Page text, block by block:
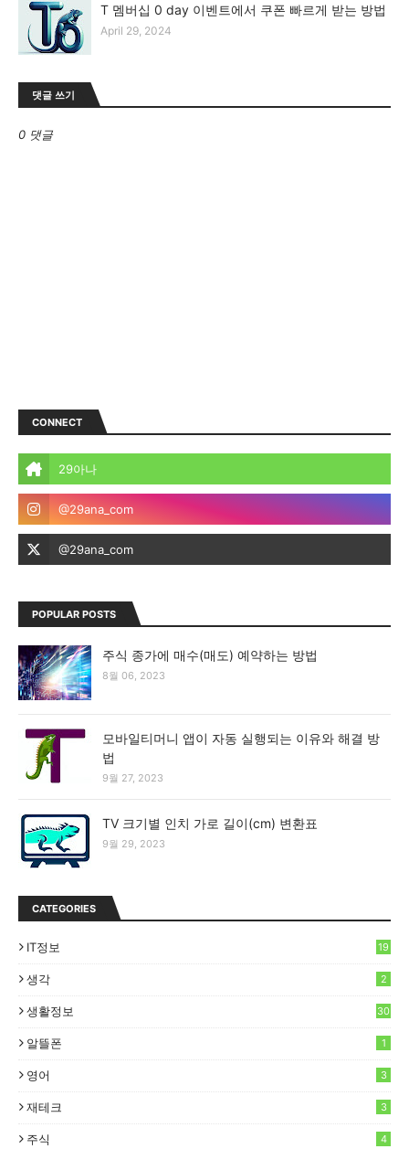
T 멤버십 0 day 이벤트에서 쿠폰 빠르게 받는 방법
April 29, 2024
댓글 쓰기
0 댓글
CONNECT
POPULAR POSTS
주식 종가에 매수(매도) 예약하는 방법
8월 06, 2023
모바일티머니 앱이 자동 실행되는 이유와 해결 방
법
9월 27, 2023
TV 크기별 인치 가로 길이(cm) 변환표
9월 29, 2023
CATEGORIES
IT정보 19
생각 2
생활정보 30
알뜰폰 1
영어 3
재테크 3
주식 4